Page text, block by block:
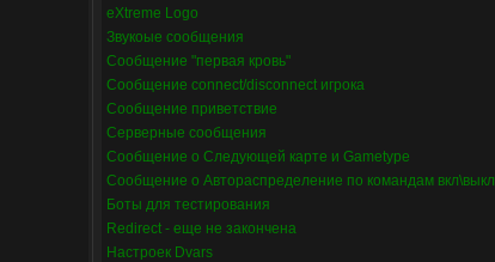
eXtreme Logo
Звукоые сообщения
Сообщение "первая кровь"
Сообщение connect/disconnect игрока
Сообщение приветствие
Серверные сообщения
Сообщение о Следующей карте и Gametype
Сообщение о Автораспределение по командам вкл\выкл
Боты для тестирования
Redirect - еще не закончена
Настроек Dvars